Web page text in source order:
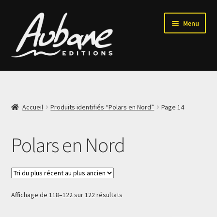
navigation
contenu
Menu
Accueil
Polars en Nord
Polars en Nord Ado
Polars en Nord Junior
Accueil Produits identifiés “Polars en Nord” Page 14
Polars en Nord
Affichage de 118–122 sur 122 résultatsTrié